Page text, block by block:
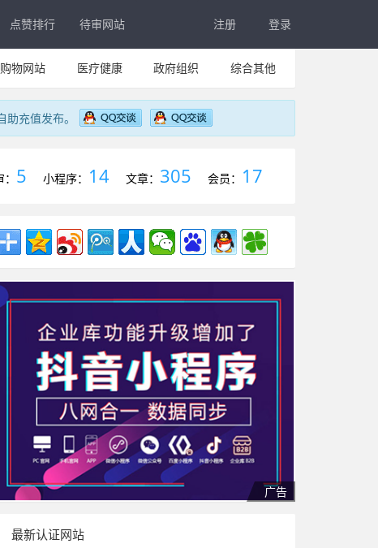
点赞排行 待审网站 注册 登录
购物网站 医疗健康 政府组织 综合其他
充值发布。
5 小程序： 14 文章： 305 会员： 17
最新认证网站